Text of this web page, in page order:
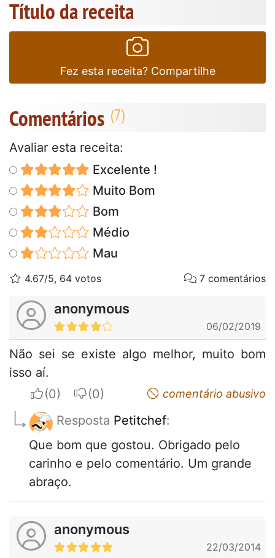
Título da receita
Fez esta receita? Compartilhe
Comentários
Avaliar esta receita:
Excelente !
Muito Bom
Bom
Médio
Mau
4.67/5, 64 votos 7 comentários
anonymous
06/02/2019
Não sei se existe algo melhor, muito bom
isso aí.
I apreciateI do not appreciatecomentário abusivo
Resposta Petitchef:
Que bom que gostou. Obrigado pelo
carinho e pelo comentário. Um grande
abraço.
anonymous
22/03/2014